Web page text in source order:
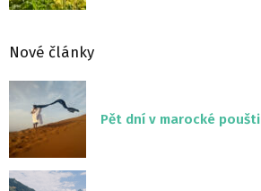
Nové články
Pět dní v marocké poušti